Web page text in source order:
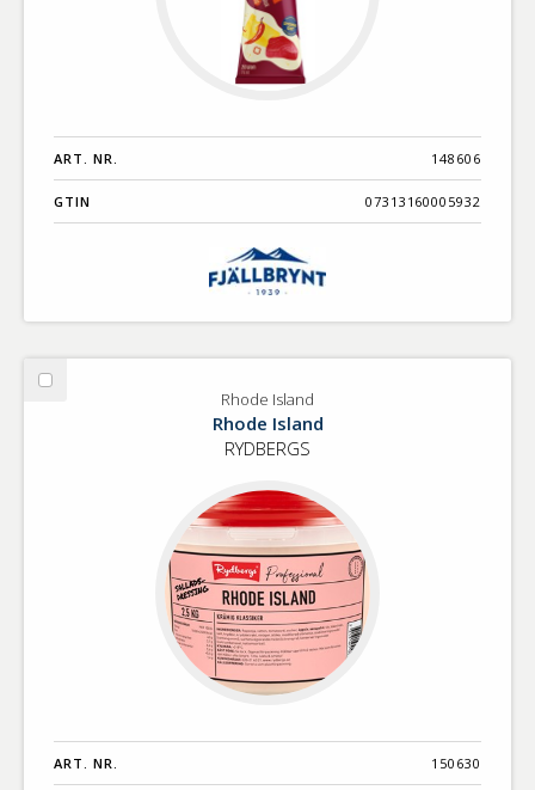
ART. NR. 148606
GTIN 07313160005932
Välj
Rhode Island
Rhode Island
RYDBERGS
ART. NR. 150630